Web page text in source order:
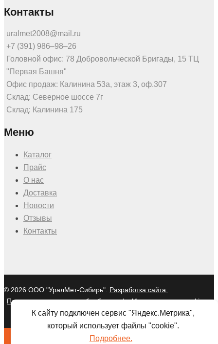
Контакты
uralmet2008@mail.ru
+7 (391) 986‒98‒26
Головной офис: 78 Добровольческой Бригады, 15 ТЦ
"Первая Башня"
Офис продаж: Калинина 53а, этаж 3, оф.307
Склад: Северное шоссе 7г
Склад: Калинина 175
Меню
Каталог
Прайс
О нас
Доставка
Новости
Отзывы
Контакты
© 2026 ООО "УралМет-Сибирь". Разработка сайта.
Политика в отношении обработки
персональных данных
|
Мы используем cookies и
Яндекс Метрику
К сайту подключен сервис "Яндекс.Метрика",
который использует файлы "cookie".
Подробнее.